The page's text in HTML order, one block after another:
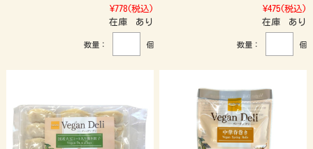
¥778(税込)
在庫 あり
数量： 個
¥475(税込)
在庫 あり
数量： 個